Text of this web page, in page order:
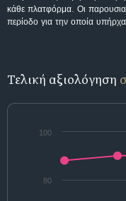
κάθε πλατφόρμα. Οι
περίοδο για την οποία
Τελική αξιολόγηση
80
100